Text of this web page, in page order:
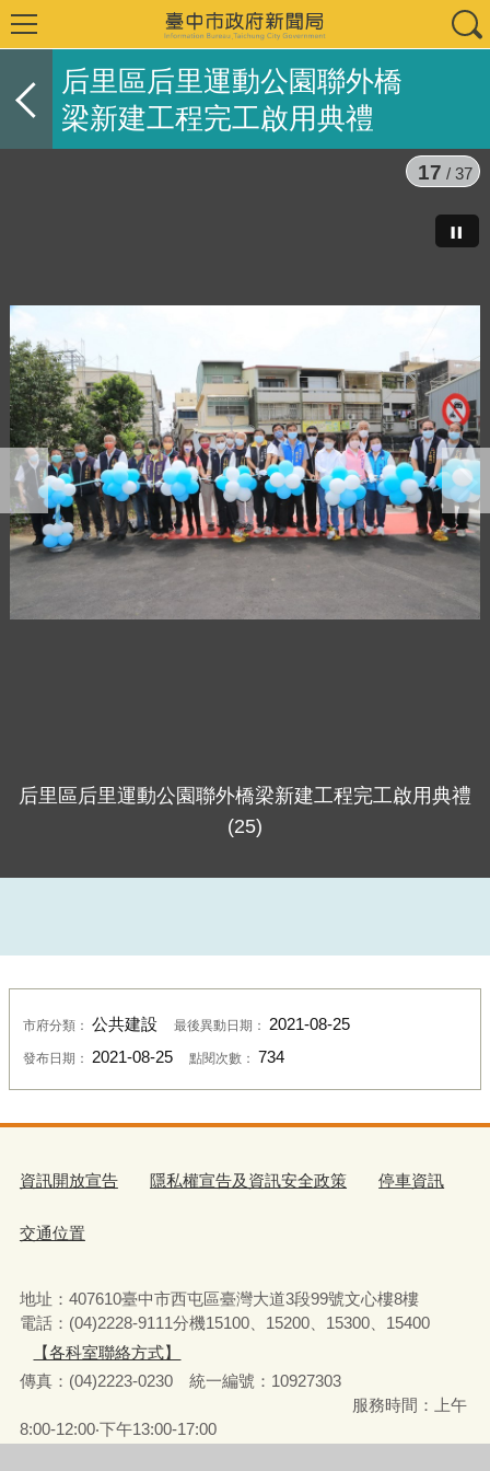
后里區后里運動公園聯外橋
梁新建工程完工啟用典禮
后里區后里運動公園聯外橋梁新建工程完工啟用典禮
(25)
17 / 37
市府分類： 公共建設 最後異動日期： 2021-08-25
發布日期： 2021-08-25 點閱次數： 734
資訊開放宣告 隱私權宣告及資訊安全政策 停車資訊
交通位置
地址：407610臺中市西屯區臺灣大道3段99號文心樓8樓
電話：(04)2228-9111分機15100、15200、15300、15400
【各科室聯絡方式】
傳真：(04)2223-0230 統一編號： 10927303
服務時間：上午
8:00-12:00‧下午13:00-17:00